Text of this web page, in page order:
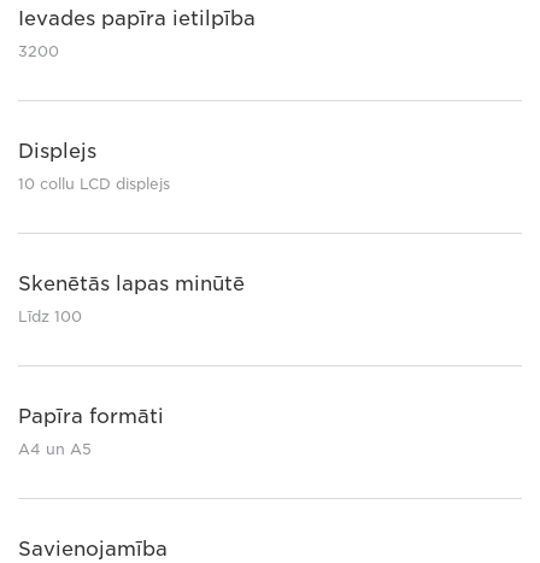
Ievades papīra ietilpība
3200
Displejs
10 collu LCD displejs
Skenētās lapas minūtē
Līdz 100
Papīra formāti
A4 un A5
Savienojamība